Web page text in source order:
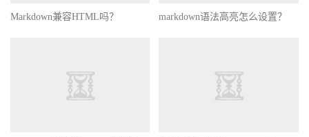
Markdown兼容HTML吗？ markdown语法高亮怎么设置？